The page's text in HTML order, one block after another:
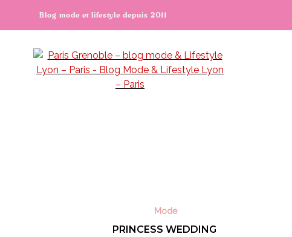
Blog mode et lifestyle depuis 2011
Mode
PRINCESS WEDDING